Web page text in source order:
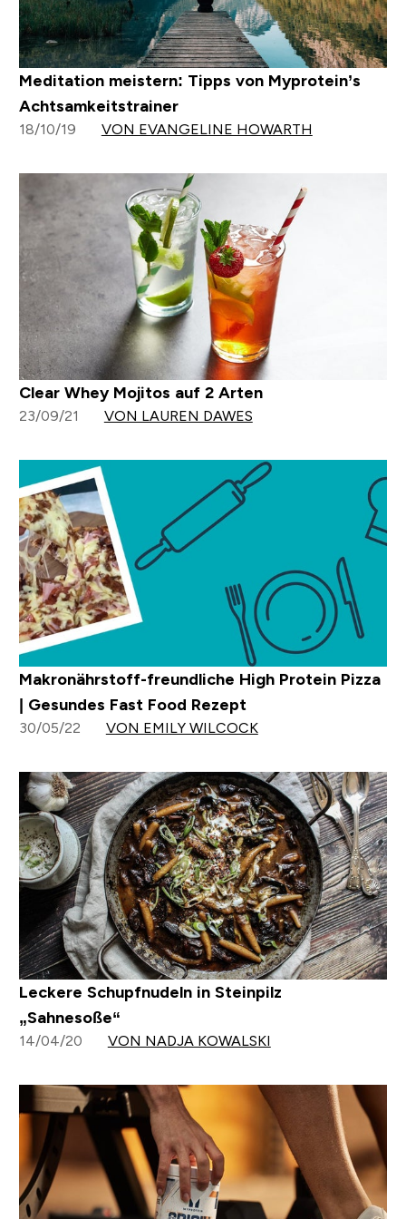
Meditation meistern: Tipps von Myprotein’s
Achtsamkeitstrainer
18/10/19 VON EVANGELINE HOWARTH
Clear Whey Mojitos auf 2 Arten
23/09/21 VON LAUREN DAWES
Makronährstoff-freundliche High Protein Pizza
| Gesundes Fast Food Rezept
30/05/22 VON EMILY WILCOCK
Leckere Schupfnudeln in Steinpilz
„Sahnesoße“
14/04/20 VON NADJA KOWALSKI